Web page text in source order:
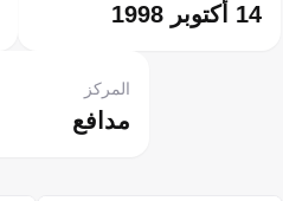
14 أكتوبر 1998
مدافع
المركز